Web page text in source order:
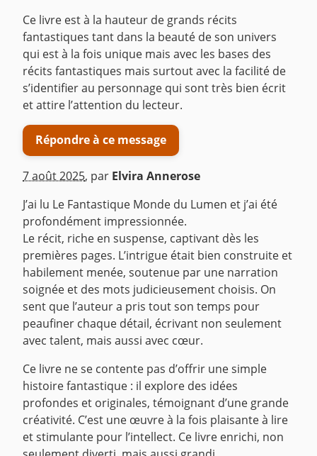
Ce livre est à la hauteur de grands récits
fantastiques tant dans la beauté de son univers
qui est à la fois unique mais avec les bases des
récits fantastiques mais surtout avec la facilité de
s’identifier au personnage qui sont très bien écrit
et attire l’attention du lecteur.
Répondre à ce message
7 août 2025, par Elvira Annerose
J’ai lu Le Fantastique Monde du Lumen et j’ai été
profondément impressionnée.
Le récit, riche en suspense, captivant dès les
premières pages. L’intrigue était bien construite et
habilement menée, soutenue par une narration
soignée et des mots judicieusement choisis. On
sent que l’auteur a pris tout son temps pour
peaufiner chaque détail, écrivant non seulement
avec talent, mais aussi avec cœur.
Ce livre ne se contente pas d’offrir une simple
histoire fantastique : il explore des idées
profondes et originales, témoignant d’une grande
créativité. C’est une œuvre à la fois plaisante à lire
et stimulante pour l’intellect. Ce livre enrichi, non